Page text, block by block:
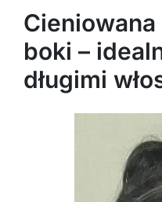
boki –
długimi